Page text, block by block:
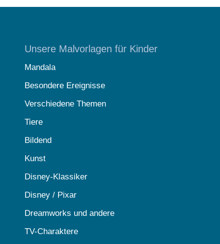
Unsere Malvorlagen für Kinder
Mandala
Besondere Ereignisse
Verschiedene Themen
Tiere
Bildend
Kunst
Disney-Klassiker
Disney / Pixar
Dreamworks und andere
TV-Charaktere